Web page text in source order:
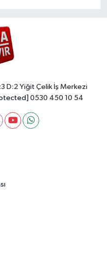
D:2 Yiğit Çelik İş Merkezi
0530 450 10 54